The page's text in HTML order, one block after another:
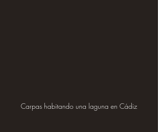
Carpas habitando una laguna en Cádiz